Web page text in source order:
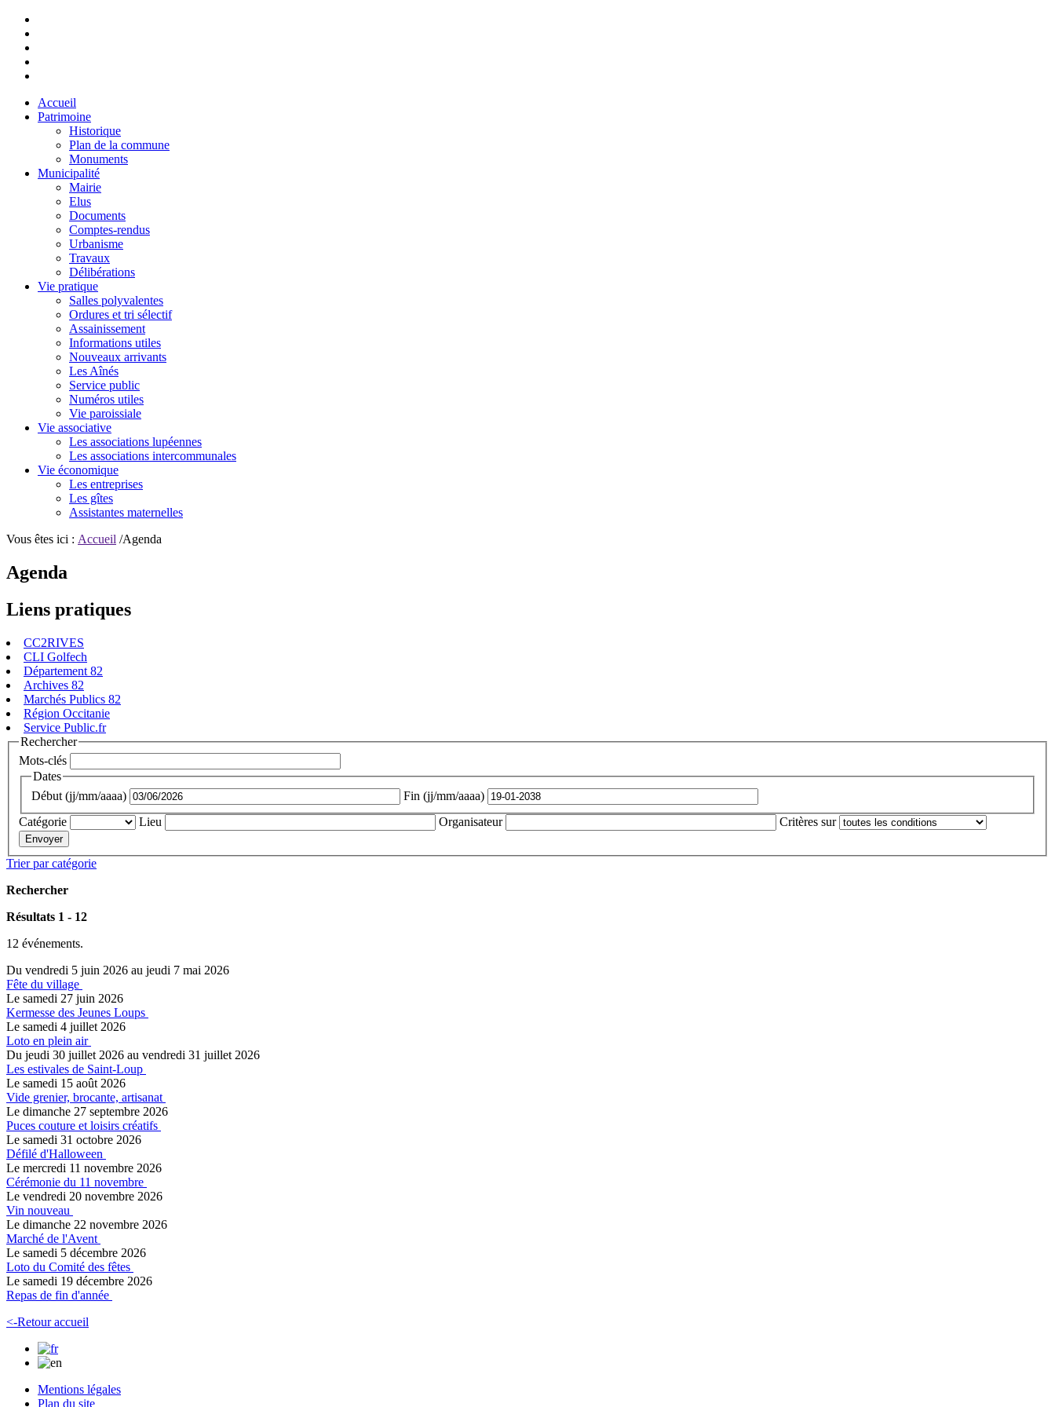
Accueil
Patrimoine
Historique
Plan de la commune
Monuments
Municipalité
Mairie
Elus
Documents
Comptes-rendus
Urbanisme
Travaux
Délibérations
Vie pratique
Salles polyvalentes
Ordures et tri sélectif
Assainissement
Informations utiles
Nouveaux arrivants
Les Aînés
Service public
Numéros utiles
Vie paroissiale
Vie associative
Les associations lupéennes
Les associations intercommunales
Vie économique
Les entreprises
Les gîtes
Assistantes maternelles
Vous êtes ici : Accueil /Agenda
Agenda
Liens pratiques
CC2RIVES
CLI Golfech
Département 82
Archives 82
Marchés Publics 82
Région Occitanie
Service Public.fr
Rechercher
Mots-clés
Dates
Début (jj/mm/aaaa)
Fin (jj/mm/aaaa)
Catégorie
Lieu Organisateur Critères sur
Trier par catégorie
Rechercher
Résultats 1 - 12
12 événements.
Du vendredi 5 juin 2026 au jeudi 7 mai 2026
Fête du village
Le samedi 27 juin 2026
Kermesse des Jeunes Loups
Le samedi 4 juillet 2026
Loto en plein air
Du jeudi 30 juillet 2026 au vendredi 31 juillet 2026
Les estivales de Saint-Loup
Le samedi 15 août 2026
Vide grenier, brocante, artisanat
Le dimanche 27 septembre 2026
Puces couture et loisirs créatifs
Le samedi 31 octobre 2026
Défilé d'Halloween
Le mercredi 11 novembre 2026
Cérémonie du 11 novembre
Le vendredi 20 novembre 2026
Vin nouveau
Le dimanche 22 novembre 2026
Marché de l'Avent
Le samedi 5 décembre 2026
Loto du Comité des fêtes
Le samedi 19 décembre 2026
Repas de fin d'année
<-Retour accueil
Mentions légales
Plan du site